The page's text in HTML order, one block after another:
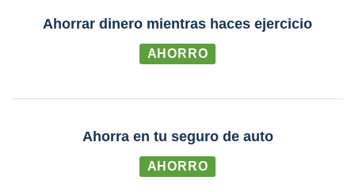
Ahorrar dinero mientras haces ejercicio
AHORRO
Ahorra en tu seguro de auto
AHORRO